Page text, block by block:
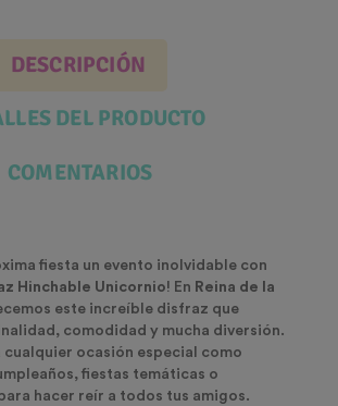
DESCRIPCIÓN
DEL PRODUCTO
COMENTARIOS
fiesta un evento inolvidable con
Hinchable Unicornio! En Reina de la
este increíble disfraz que
comodidad y mucha diversión.
cualquier ocasión especial como
fiestas temáticas o
hacer reír a todos tus amigos.